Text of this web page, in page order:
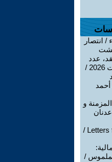
/ انتصار
عدد
جوان-جويلية-اوت 2026 /
و
Letters from the East /
/